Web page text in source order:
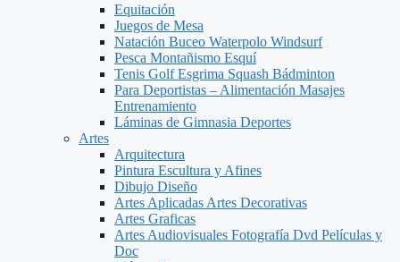
Equitación
Juegos de Mesa
Natación Buceo Waterpolo Windsurf
Pesca Montañismo Esquí
Tenis Golf Esgrima Squash Bádminton
Para Deportistas – Alimentación Masajes
Entrenamiento
Láminas de Gimnasia Deportes
Artes
Arquitectura
Pintura Escultura y Afines
Dibujo Diseño
Artes Aplicadas Artes Decorativas
Artes Graficas
Artes Audiovisuales Fotografía Dvd Películas y
Doc